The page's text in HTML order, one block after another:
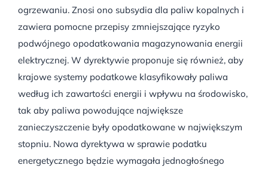
ogrzewaniu. Znosi ono subsydia dla paliw kopalnych i
zawiera pomocne przepisy zmniejszające ryzyko
podwójnego opodatkowania magazynowania energii
elektrycznej. W dyrektywie proponuje się również, aby
krajowe systemy podatkowe klasyfikowały paliwa
według ich zawartości energii i wpływu na środowisko,
tak aby paliwa powodujące największe
zanieczyszczenie były opodatkowane w największym
stopniu. Nowa dyrektywa w sprawie podatku
energetycznego będzie wymagała jednogłośnego